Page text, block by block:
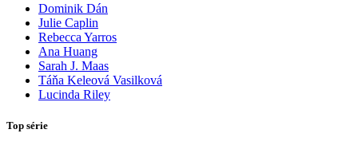
Dominik Dán
Julie Caplin
Rebecca Yarros
Ana Huang
Sarah J. Maas
Táňa Keleová Vasilková
Lucinda Riley
Top série